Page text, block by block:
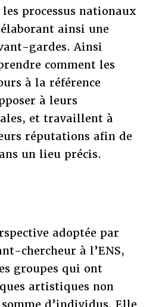
processus nationaux
ainsi une
gardes. Ainsi
comment les
à la référence
à leurs
et travaillent à
réputations afin de
un lieu précis.
adoptée par
chercheur à l’ENS,
groupes qui ont
artistiques non
d’individus. Elle